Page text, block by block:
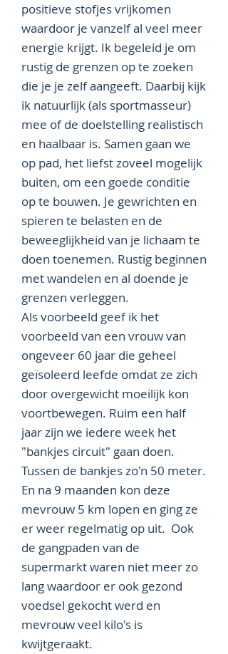
positieve stofjes vrijkomen
waardoor je vanzelf al veel meer
energie krijgt. Ik begeleid je om
rustig de grenzen op te zoeken
die je je zelf aangeeft. Daarbij kijk
ik natuurlijk (als sportmasseur)
mee of de doelstelling realistisch
en haalbaar is. Samen gaan we
op pad, het liefst zoveel mogelijk
buiten, om een goede conditie
op te bouwen. Je gewrichten en
spieren te belasten en de
beweeglijkheid van je lichaam te
doen toenemen. Rustig beginnen
met wandelen en al doende je
grenzen verleggen.
Als voorbeeld geef ik het
voorbeeld van een vrouw van
ongeveer 60 jaar die geheel
geïsoleerd leefde omdat ze zich
door overgewicht moeilijk kon
voortbewegen. Ruim een half
jaar zijn we iedere week het
"bankjes circuit" gaan doen.
Tussen de bankjes zo'n 50 meter.
En na 9 maanden kon deze
mevrouw 5 km lopen en ging ze
er weer regelmatig op uit. Ook
de gangpaden van de
supermarkt waren niet meer zo
lang waardoor er ook gezond
voedsel gekocht werd en
mevrouw veel kilo's is
kwijtgeraakt.